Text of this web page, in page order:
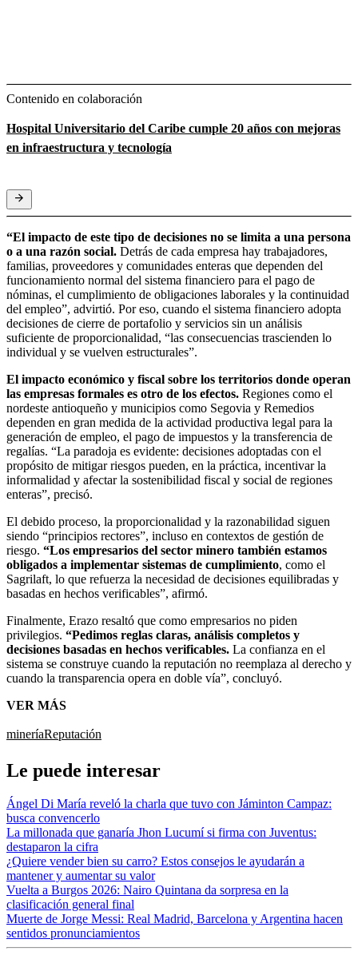
Contenido en colaboración
Hospital Universitario del Caribe cumple 20 años con mejoras
en infraestructura y tecnología
“El impacto de este tipo de decisiones no se limita a una persona
o a una razón social. Detrás de cada empresa hay trabajadores,
familias, proveedores y comunidades enteras que dependen del
funcionamiento normal del sistema financiero para el pago de
nóminas, el cumplimiento de obligaciones laborales y la continuidad
del empleo”, advirtió. Por eso, cuando el sistema financiero adopta
decisiones de cierre de portafolio y servicios sin un análisis
suficiente de proporcionalidad, “las consecuencias trascienden lo
individual y se vuelven estructurales”.
El impacto económico y fiscal sobre los territorios donde operan
las empresas formales es otro de los efectos. Regiones como el
nordeste antioqueño y municipios como Segovia y Remedios
dependen en gran medida de la actividad productiva legal para la
generación de empleo, el pago de impuestos y la transferencia de
regalías. “La paradoja es evidente: decisiones adoptadas con el
propósito de mitigar riesgos pueden, en la práctica, incentivar la
informalidad y afectar la sostenibilidad fiscal y social de regiones
enteras”, precisó.
El debido proceso, la proporcionalidad y la razonabilidad siguen
siendo “principios rectores”, incluso en contextos de gestión de
riesgo. “Los empresarios del sector minero también estamos
obligados a implementar sistemas de cumplimiento, como el
Sagrilaft, lo que refuerza la necesidad de decisiones equilibradas y
basadas en hechos verificables”, afirmó.
Finalmente, Erazo resaltó que como empresarios no piden
privilegios. “Pedimos reglas claras, análisis completos y
decisiones basadas en hechos verificables. La confianza en el
sistema se construye cuando la reputación no reemplaza al derecho y
cuando la transparencia opera en doble vía”, concluyó.
VER MÁS
mineríaReputación
Le puede interesar
Ángel Di María reveló la charla que tuvo con Jáminton Campaz:
busca convencerlo
La millonada que ganaría Jhon Lucumí si firma con Juventus:
destaparon la cifra
¿Quiere vender bien su carro? Estos consejos le ayudarán a
mantener y aumentar su valor
Vuelta a Burgos 2026: Nairo Quintana da sorpresa en la
clasificación general final
Muerte de Jorge Messi: Real Madrid, Barcelona y Argentina hacen
sentidos pronunciamientos